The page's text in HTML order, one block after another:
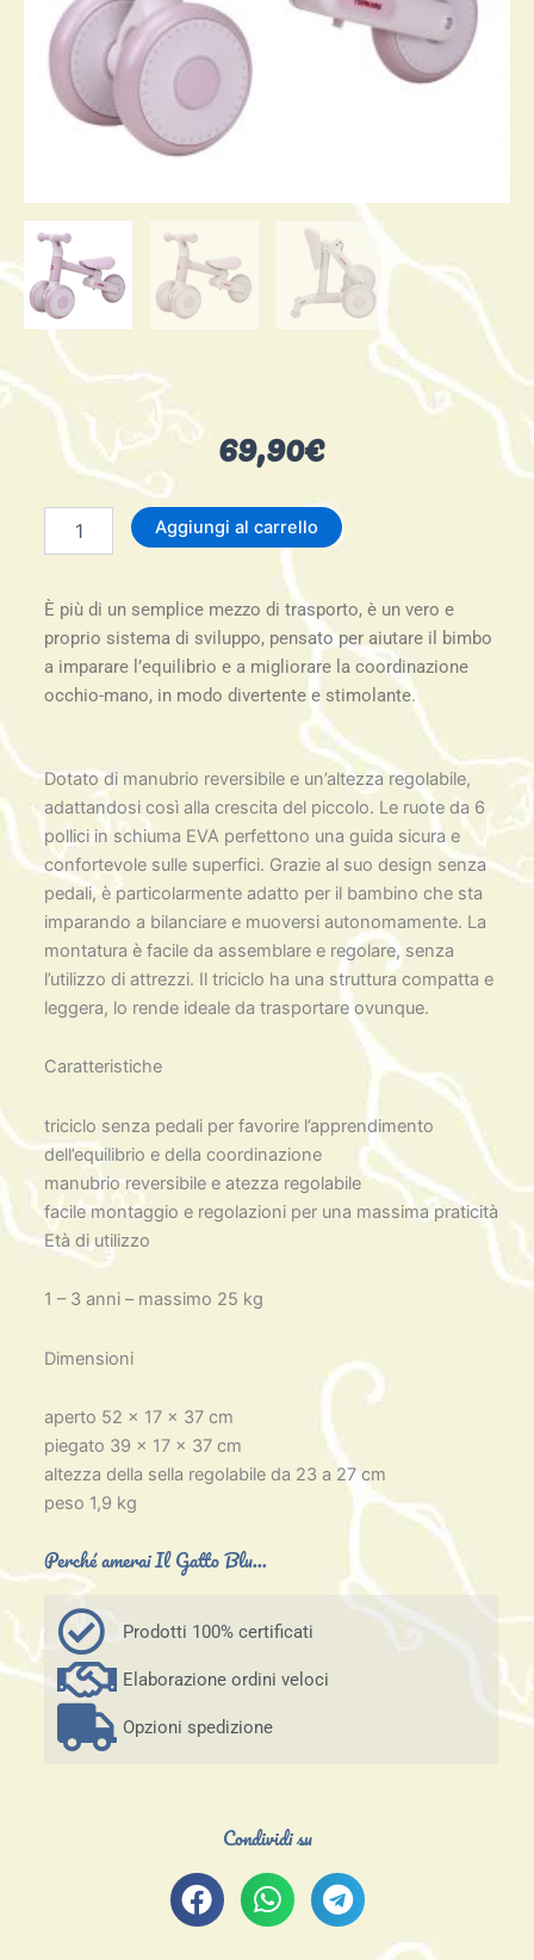
69,90€
Aggiungi al carrello
È più di un semplice mezzo di trasporto, è un vero e
proprio sistema di sviluppo, pensato per aiutare il bimbo
a imparare l’equilibrio e a migliorare la coordinazione
occhio-mano, in modo divertente e stimolante.
Dotato di manubrio reversibile e un’altezza regolabile,
adattandosi così alla crescita del piccolo. Le ruote da 6
pollici in schiuma EVA perfettono una guida sicura e
confortevole sulle superfici. Grazie al suo design senza
pedali, è particolarmente adatto per il bambino che sta
imparando a bilanciare e muoversi autonomamente. La
montatura è facile da assemblare e regolare, senza
l’utilizzo di attrezzi. Il triciclo ha una struttura compatta e
leggera, lo rende ideale da trasportare ovunque.
Caratteristiche
triciclo senza pedali per favorire l’apprendimento
dell’equilibrio e della coordinazione
manubrio reversibile e atezza regolabile
facile montaggio e regolazioni per una massima praticità
Età di utilizzo
1 – 3 anni – massimo 25 kg
Dimensioni
aperto 52 x 17 x 37 cm
piegato 39 x 17 x 37 cm
altezza della sella regolabile da 23 a 27 cm
peso 1,9 kg
Perché amerai Il Gatto Blu...
Prodotti 100% certificati
Elaborazione ordini veloci
Opzioni spedizione
Condividi su